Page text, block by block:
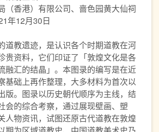
（香港）有限公司、啬色园黄大仙祠
年12月30日
道教遗迹，是认识各个时期道教在河
贵资料，它们印证了「敦煌文化是各
融汇的结晶」。本图录的编写是在近
基础上再作整理，大多材料为首次以
版。图录以历史朝代顺序为主线，结
会的综合考察，通过展现壁画、塑
人物资讯，试图还原古代道教在敦煌